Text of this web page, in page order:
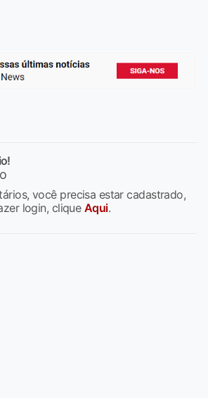
você precisa estar cadastrado,
login, clique Aqui.